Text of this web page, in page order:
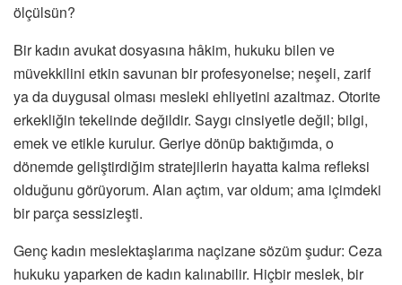
ölçülsün?
Bir kadın avukat dosyasına hâkim, hukuku bilen ve
müvekkilini etkin savunan bir profesyonelse; neşeli, zarif
ya da duygusal olması mesleki ehliyetini azaltmaz. Otorite
erkekliğin tekelinde değildir. Saygı cinsiyetle değil; bilgi,
emek ve etikle kurulur. Geriye dönüp baktığımda, o
dönemde geliştirdiğim stratejilerin hayatta kalma refleksi
olduğunu görüyorum. Alan açtım, var oldum; ama içimdeki
bir parça sessizleşti.
Genç kadın meslektaşlarıma naçizane sözüm şudur: Ceza
hukuku yaparken de kadın kalınabilir. Hiçbir meslek, bir